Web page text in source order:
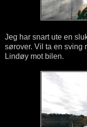
Jeg har snart ute en
sørover. Vil ta en sving
Lindøy mot bilen.